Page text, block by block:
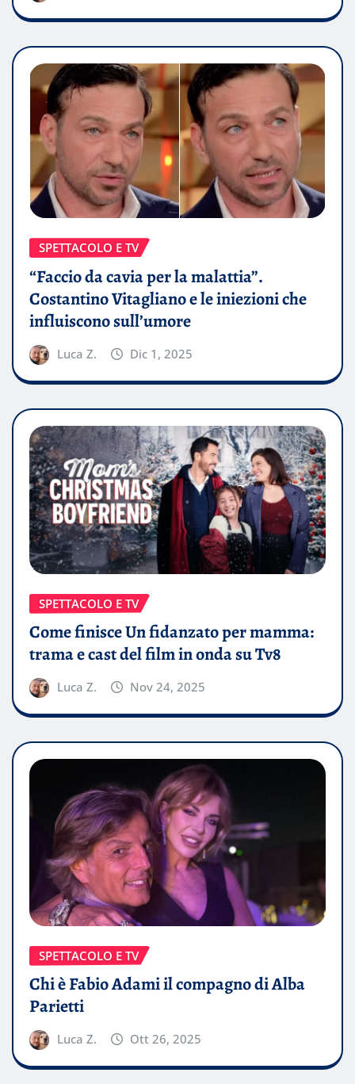
SPETTACOLO E TV
“Faccio da cavia per la malattia”.
Costantino Vitagliano e le iniezioni che
influiscono sull’umore
Luca Z. Dic 1, 2025
SPETTACOLO E TV
Come finisce Un fidanzato per mamma:
trama e cast del film in onda su Tv8
Luca Z. Nov 24, 2025
SPETTACOLO E TV
Chi è Fabio Adami il compagno di Alba
Parietti
Luca Z. Ott 26, 2025